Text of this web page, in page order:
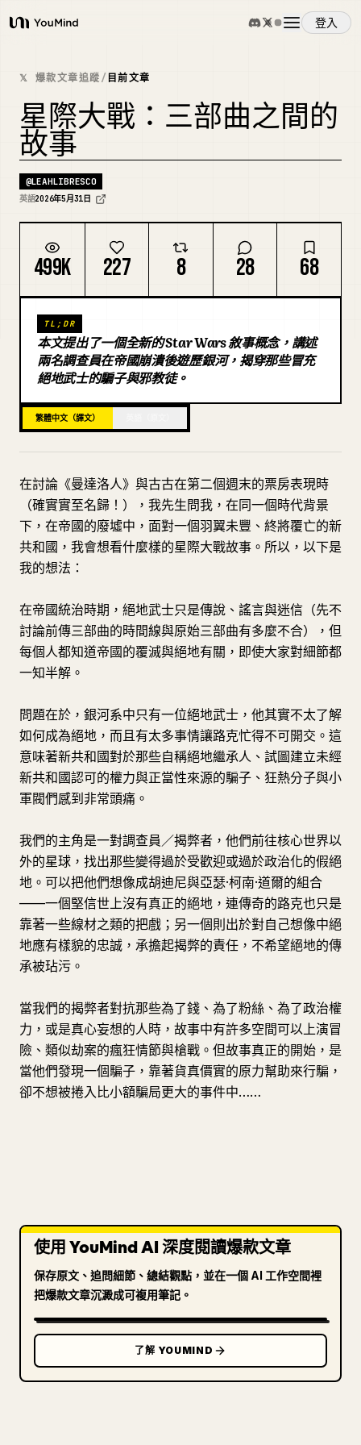
YouMind
登入
概覽
使用案例
技能
提示詞
定價
下載
部落格
更新
𝕏 爆款文章追蹤/ 目前文章
星際大戰：三部曲之間的
故事
@LEAHLIBRESCO
英語2026年5月31日
499K 227 8 28 68
TL;DR
本文提出了一個全新的 Star Wars 敘事概念，講述
兩名調查員在帝國崩潰後遊歷銀河，揭穿那些冒充
絕地武士的騙子與邪教徒。
繁體中文（譯文）
在討論《曼達洛人》與古古在第二個週末的票房表現時
（確實實至名歸！），我先生問我，在同一個時代背景
下，在帝國的廢墟中，面對一個羽翼未豐、終將覆亡的新
共和國，我會想看什麼樣的星際大戰故事。所以，以下是
我的想法：
在帝國統治時期，絕地武士只是傳說、謠言與迷信（先不
討論前傳三部曲的時間線與原始三部曲有多麼不合），但
每個人都知道帝國的覆滅與絕地有關，即使大家對細節都
一知半解。
問題在於，銀河系中只有一位絕地武士，他其實不太了解
如何成為絕地，而且有太多事情讓路克忙得不可開交。這
意味著新共和國對於那些自稱絕地繼承人、試圖建立未經
新共和國認可的權力與正當性來源的騙子、狂熱分子與小
軍閥們感到非常頭痛。
我們的主角是一對調查員／揭弊者，他們前往核心世界以
外的星球，找出那些變得過於受歡迎或過於政治化的假絕
地。可以把他們想像成胡迪尼與亞瑟·柯南·道爾的組合
——一個堅信世上沒有真正的絕地，連傳奇的路克也只是
靠著一些線材之類的把戲；另一個則出於對自己想像中絕
地應有樣貌的忠誠，承擔起揭弊的責任，不希望絕地的傳
承被玷污。
當我們的揭弊者對抗那些為了錢、為了粉絲、為了政治權
力，或是真心妄想的人時，故事中有許多空間可以上演冒
險、類似劫案的瘋狂情節與槍戰。但故事真正的開始，是
當他們發現一個騙子，靠著貨真價實的原力幫助來行騙，
卻不想被捲入比小額騙局更大的事件中……
使用 YouMind AI 深度閱讀爆款文章
保存原文、追問細節、總結觀點，並在一個 AI 工作空間裡
把爆款文章沉澱成可複用筆記。
了解 YOUMIND